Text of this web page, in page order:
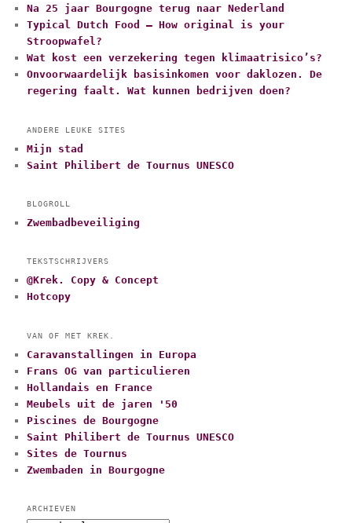
Na 25 jaar Bourgogne terug naar Nederland
Typical Dutch Food – How original is your
Stroopwafel?
Wat kost een verzekering tegen klimaatrisico’s?
Onvoorwaardelijk basisinkomen voor daklozen. De
regering faalt. Wat kunnen bedrijven doen?
ANDERE LEUKE SITES
Mijn stad
Saint Philibert de Tournus UNESCO
BLOGROLL
Zwembadbeveiliging
TEKSTSCHRIJVERS
@Krek. Copy & Concept
Hotcopy
VAN OF MET KREK.
Caravanstallingen in Europa
Frans OG van particulieren
Hollandais en France
Meubels uit de jaren '50
Piscines de Bourgogne
Saint Philibert de Tournus UNESCO
Sites de Tournus
Zwembaden in Bourgogne
ARCHIEVEN